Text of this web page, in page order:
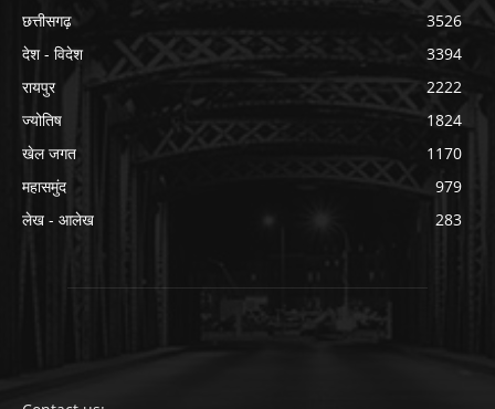
छत्तीसगढ़
3526
देश - विदेश
3394
रायपुर
2222
ज्योतिष
1824
खेल जगत
1170
महासमुंद
979
लेख - आलेख
283